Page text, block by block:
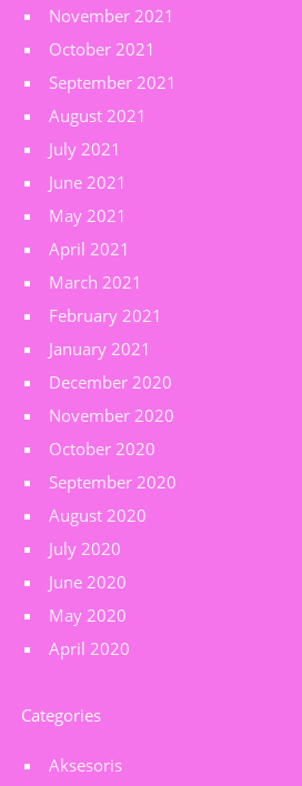
November 2021
October 2021
September 2021
August 2021
July 2021
June 2021
May 2021
April 2021
March 2021
February 2021
January 2021
December 2020
November 2020
October 2020
September 2020
August 2020
July 2020
June 2020
May 2020
April 2020
Categories
Aksesoris